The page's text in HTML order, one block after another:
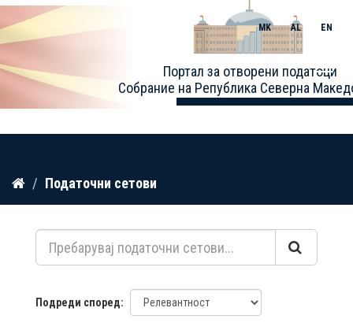
Прескокнете
содржина
Портал за отворени податоци
Собрание на Република Северна
MK AL EN
Toggle
Податочни сетови
Подреди според